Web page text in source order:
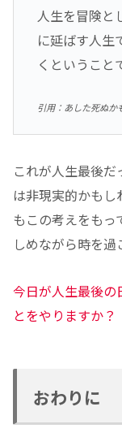
人生を冒険と
に延ばす人生
くということ
引用：あした死ぬか
これが人生最後
は非現実的かも
もこの考えをもっ
しめながら時を過
今日が人生最後の
とをやりますか？
おわりに